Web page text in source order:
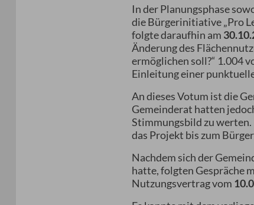
In der Planungsphase
die Bürgerinitiative „Pro
folgte daraufhin am
Änderung des
ermöglichen soll?“ 1.004
Einleitung einer
An dieses Votum ist die
Gemeinderat hatten
Stimmungsbild zu
das Projekt bis zum
Nachdem sich der
hatte, folgten Gespräche
Nutzungsvertrag vom